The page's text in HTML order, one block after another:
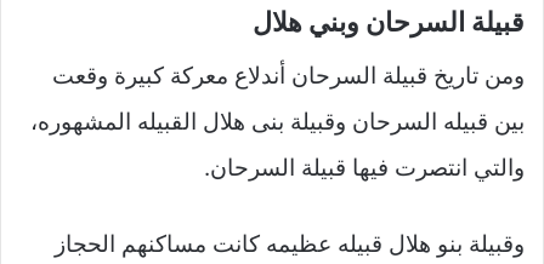
قبيلة السرحان وبني هلال
ومن تاريخ قبيلة السرحان أندلاع معركة كبيرة وقعت
بين قبيله السرحان وقبيلة بنى هلال القبيله المشهوره،
والتي انتصرت فيها قبيلة السرحان.
وقبيلة بنو هلال قبيله عظيمه كانت مساكنهم الحجاز